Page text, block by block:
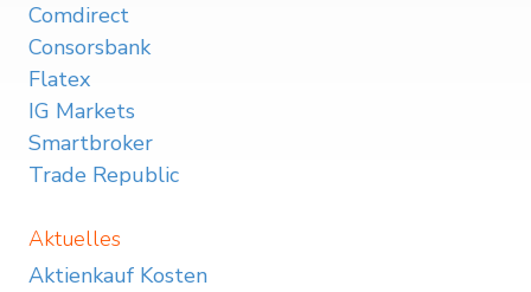
Comdirect
Consorsbank
Flatex
IG Markets
Smartbroker
Trade Republic
Aktuelles
Aktienkauf Kosten